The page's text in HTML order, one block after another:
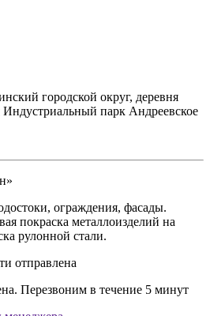
городской округ, деревня
Индустриальный парк Андреевское
ограждения, фасады.
покраска металлоизделий на
рулонной стали.
отправлена
Перезвоним в течение 5 минут